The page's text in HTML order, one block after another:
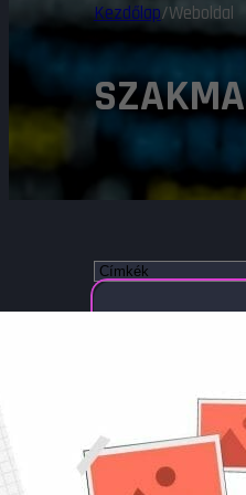
Kezdőlap/Weboldal